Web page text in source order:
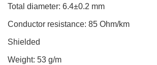
Total diameter: 6.4±0.2 mm
Conductor resistance: 85 Ohm/km
Shielded
Weight: 53 g/m